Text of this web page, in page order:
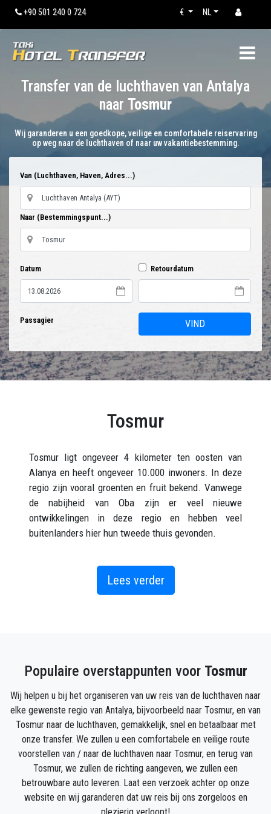
+90 501 240 0 724 NL
€
Transfer van de luchthaven van Antalya
naar Tosmur
Wij garanderen u een goedkope, veilige en comfortabele reiservaring
op weg naar de luchthaven of naar uw vakantiebestemming.
Van (Luchthaven, Haven, Adres...)
Naar (Bestemmingspunt...)
Datum Retourdatum
Passagier VIND
Tosmur
Tosmur ligt ongeveer 4 kilometer ten oosten van
Alanya en heeft ongeveer 10.000 inwoners. In deze
regio zijn vooral groenten en fruit bekend. Vanwege
de nabijheid van Oba zijn er veel nieuwe
ontwikkelingen in deze regio en hebben veel
buitenlanders hier hun tweede thuis gevonden.
Als een kalm en vredig gebied in Oost-Alanya, biedt
Tosmur een rustieke en vredige omgeving en
natuurlijke schoonheid voor het hele gezin.
toen de zomer erg heet werd - de reden hiervoor was
15 graden. Locals en toeristen zitten op de drijvende
vlotten aan de rivier; Geniet van lekker eten en een
verfrissende duik in de rivier.
De groene omgeving van Tosmur nodigt uit tot
wandelen in het Taurusgebergte. Tosmur heeft een
mooie strandpromenade en in de omgeving zijn er
winkels en markten voor de dagelijkse
Lees verder
Populaire overstappunten voor Tosmur
Wij helpen u bij het organiseren van uw reis van de luchthaven naar
elke gewenste regio van Antalya, bijvoorbeeld naar Tosmur, en van
Tosmur naar de luchthaven, gemakkelijk, snel en betaalbaar met
onze transfer. We zullen u een comfortabele en veilige route
voorstellen van / naar de luchthaven naar Tosmur, en terug van
Tosmur, we zullen de richting aangeven, we zullen een
betrouwbare auto leveren. Laat een verzoek achter op onze
website en wij garanderen dat uw reis bij ons zorgeloos en